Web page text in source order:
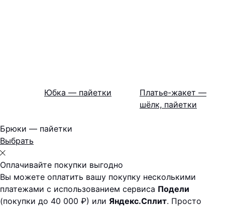
Юбка — пайетки
Платье-жакет —
шёлк, пайетки
Брюки — пайетки
Выбрать
Оплачивайте покупки выгодно
Вы можете оплатить вашу покупку несколькими
платежами с использованием сервиса Подели
(покупки до 40 000 ₽) или Яндекс.Сплит. Просто